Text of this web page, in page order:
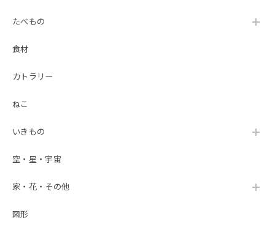
たべもの
食材
カトラリー
ねこ
いきもの
空・星・宇宙
家・花・その他
図形